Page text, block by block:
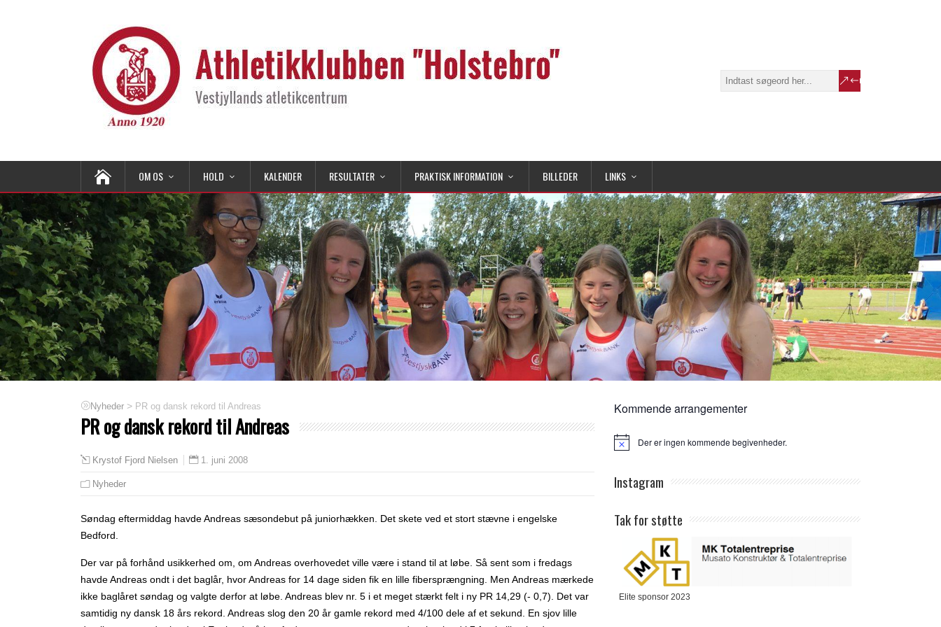
OM OS HOLD KALENDER RESULTATER PRAKTISK INFORMATION BILLEDER LINKS
Nyheder > PR og dansk rekord til Andreas
PR og dansk rekord til Andreas
Krystof Fjord Nielsen 1. juni 2008
Nyheder
Søndag eftermiddag havde Andreas sæsondebut på juniorhækken. Det skete ved et stort stævne i engelske
Bedford.
Der var på forhånd usikkerhed om, om Andreas overhovedet ville være i stand til at løbe. Så sent som i fredags
havde Andreas ondt i det baglår, hvor Andreas for 14 dage siden fik en lille fibersprængning. Men Andreas mærkede
ikke baglåret søndag og valgte derfor at løbe. Andreas blev nr. 5 i et meget stærkt felt i ny PR 14,29 (- 0,7). Det var
samtidig ny dansk 18 års rekord. Andreas slog den 20 år gamle rekord med 4/100 dele af et sekund. En sjov lille
Kommende arrangementer
Notice Der er ingen kommende begivenheder.
Instagram
Tak for støtte
Elite sponsor 2023